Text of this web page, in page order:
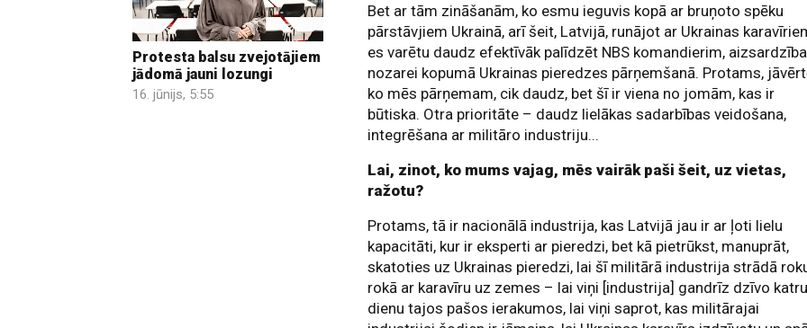
Protesta balsu zvejotājiem
jādomā jauni lozungi
16. jūnijs, 5:55
Bet ar tām zināšanām, ko esmu ieguvis kopā ar bruņoto spēku
pārstāvjiem Ukrainā, arī šeit, Latvijā, runājot ar Ukrainas
es varētu daudz efektīvāk palīdzēt NBS komandierim,
nozarei kopumā Ukrainas pieredzes pārņemšanā. Protams,
ko mēs pārņemam, cik daudz, bet šī ir viena no jomām, kas ir
būtiska. Otra prioritāte – daudz lielākas sadarbības veidošana,
integrēšana ar militāro industriju...
Lai, zinot, ko mums vajag, mēs vairāk paši šeit, uz vietas,
ražotu?
Protams, tā ir nacionālā industrija, kas Latvijā jau ir ar ļoti lielu
kapacitāti, kur ir eksperti ar pieredzi, bet kā pietrūkst, manuprāt,
skatoties uz Ukrainas pieredzi, lai šī militārā industrija strādā
rokā ar karavīru uz zemes – lai viņi [industrija] gandrīz dzīvo katru
dienu tajos pašos ierakumos, lai viņi saprot, kas militārajai